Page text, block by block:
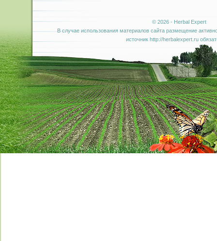
© 2026 - Herbal Expert
В случае использования материалов сайта размещение
источник http://herbalexpert.ru